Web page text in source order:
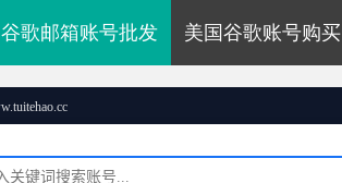
谷歌邮箱账号批发 美国谷歌账号购买